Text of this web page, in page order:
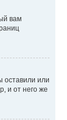
вам
оставили или
и от него же